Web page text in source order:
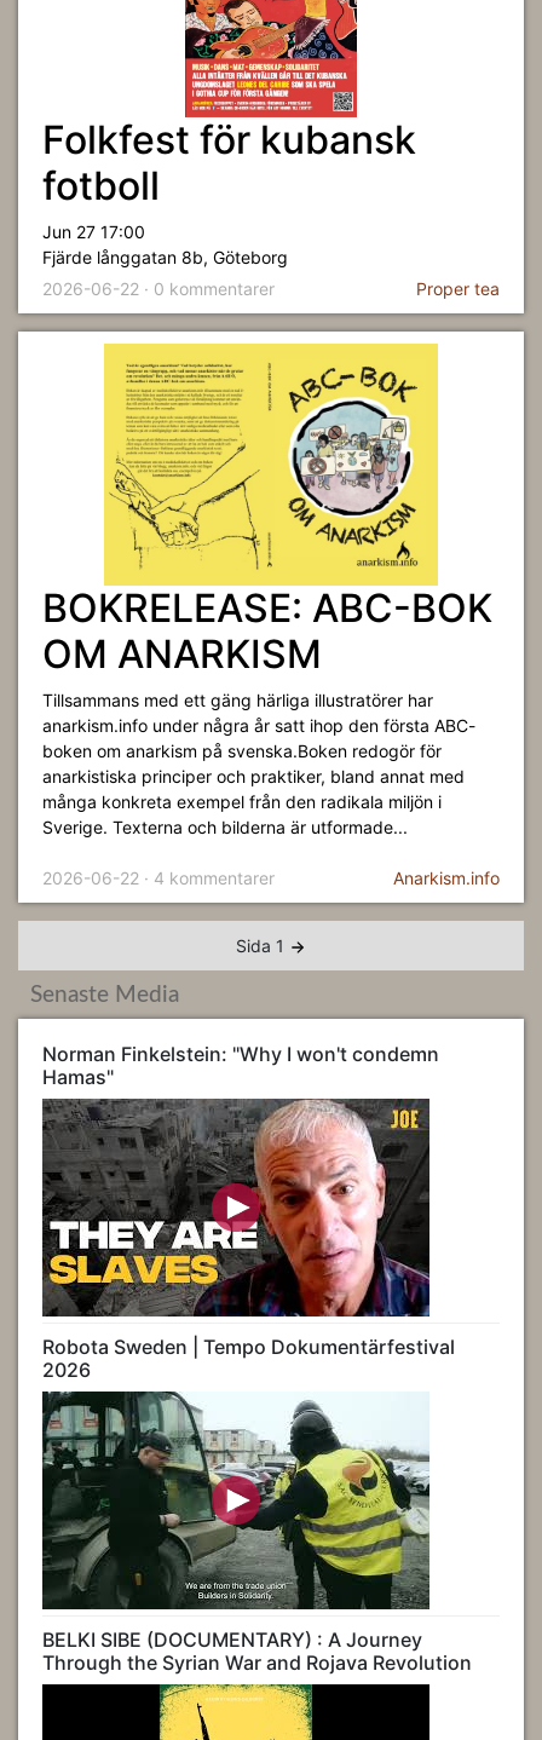
Folkfest för kubansk
fotboll
Jun 27 17:00
Fjärde långgatan 8b, Göteborg
2026-06-22 · 0 kommentarer
Proper tea
BOKRELEASE: ABC-BOK
OM ANARKISM
Tillsammans med ett gäng härliga illustratörer har
anarkism.info under några år satt ihop den första ABC-
boken om anarkism på svenska.Boken redogör för
anarkistiska principer och praktiker, bland annat med
många konkreta exempel från den radikala miljön i
Sverige. Texterna och bilderna är utformade...
2026-06-22 · 4 kommentarer Anarkism.info
Sida 1
Senaste Media
Norman Finkelstein: "Why I won't condemn
Hamas"
Robota Sweden | Tempo Dokumentärfestival
2026
BELKI SIBE (DOCUMENTARY) : A Journey
Through the Syrian War and Rojava Revolution